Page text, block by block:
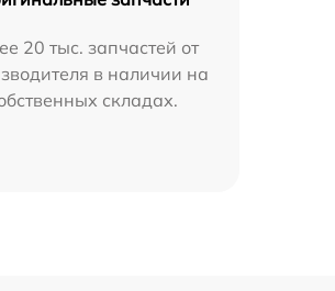
20 тыс. запчастей от
в наличии на
складах.